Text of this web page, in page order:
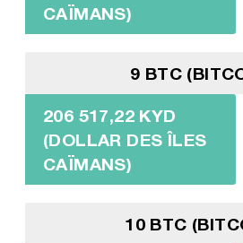
CAÏMANS)
9 BTC
206 517,22 KYD
(DOLLAR DES ÎLES
CAÏMANS)
10 BTC